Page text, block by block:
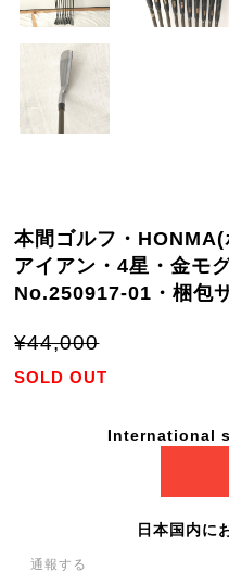
本間ゴルフ・
アイアン・4星・金モ
No.250917-01・梱包
¥44,000
SOLD OUT
International
日本国内に
通報する